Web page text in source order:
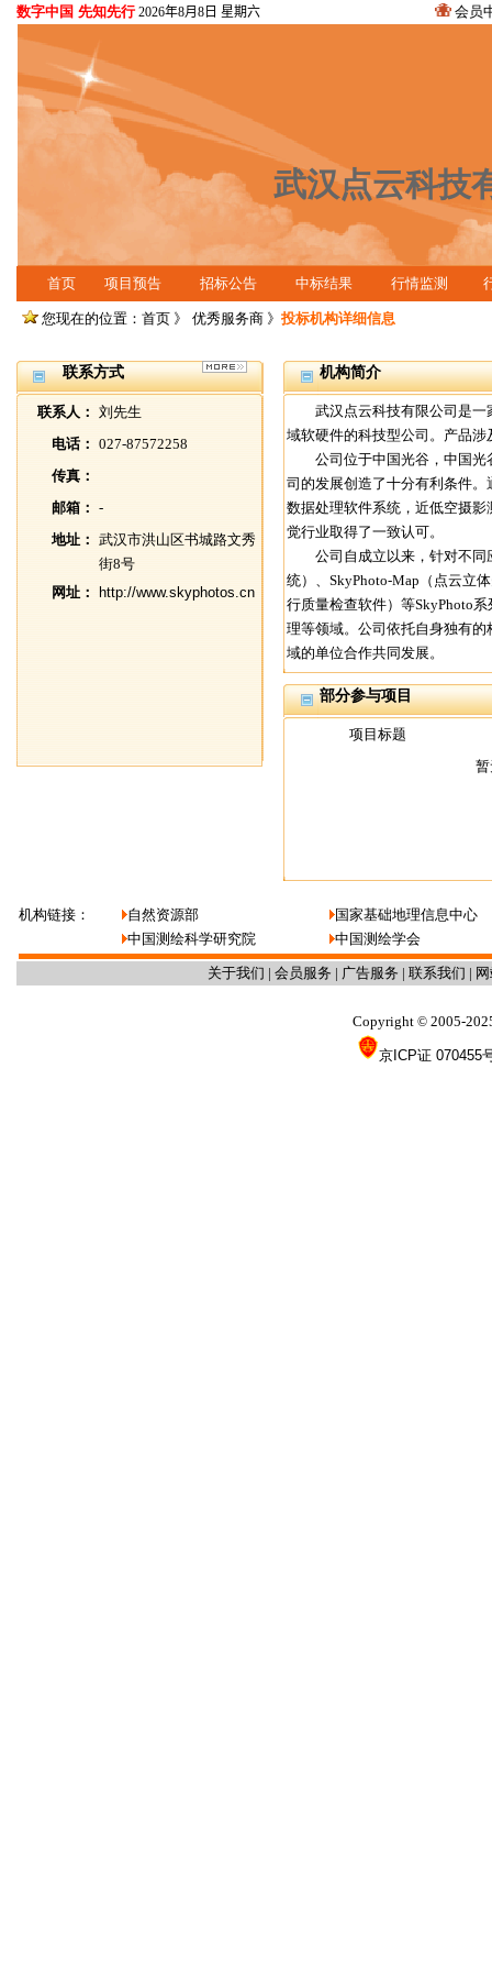
数字中国 先知先行 2026年8月8日 星期六 会员
武汉点云科技
首页 项目预告 招标公告 中标结果 行情监测
您现在的位置：首页 》 优秀服务商 》 投标机构详细信息
联系方式
联系人： 刘先生
电话： 027-87572258
传真：
邮箱： -
地址： 武汉市洪山区书城路文秀
街8号
网址：
http://www.skyphotos.cn
机构简介
武汉点云科技有限公司是一
域软硬件的科技型公司。产品
公司位于中国光谷，中国光
司的发展创造了十分有利条件
数据处理软件系统，近低空摄
觉行业取得了一致认可。
公司自成立以来，针对不同应
统）、SkyPhoto-Map（点云立
行质量检查软件）等SkyPhoto
理等领域。公司依托自身独有
域的单位合作共同发展。
部分参与项目
项目标题
机构链接： 自然资源部
国家基础地理信息中心
中国测绘科学研究院
中国测绘学会
关于我们 | 会员服务 | 广告服务 | 联系我们 |
Copyright © 2005-
京ICP证 070455